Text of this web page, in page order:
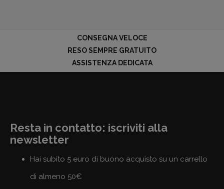
CONSEGNA VELOCE
RESO SEMPRE GRATUITO
ASSISTENZA DEDICATA
Resta in contatto: iscriviti alla
newsletter
Hai subito 5 euro di buono acquisto su un carrello
di almeno 50€